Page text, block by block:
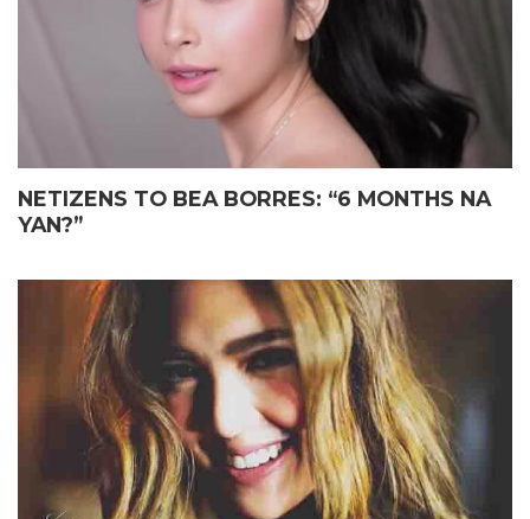
NETIZENS TO BEA BORRES: “6 MONTHS NA
YAN?”